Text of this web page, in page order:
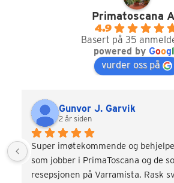
Primatoscana
4.9
Basert på 35
powered by Googl
vurder oss på
Gunvor J. Garvik
2 år siden
Super imøtekommende og
som jobber i PrimaToscana og de
resepsjonen på Varramista. Rask